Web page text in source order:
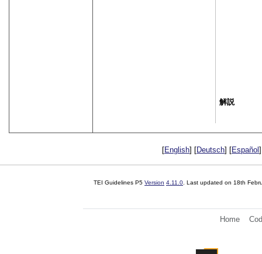
解説
[English] [Deutsch] [Español
TEI Guidelines P5 Version 4.11.0 . Last updated on 18th
Home